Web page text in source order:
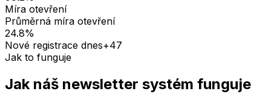
Míra otevření
Průměrná míra otevření
24.8%
Nové registrace dnes+47
Jak to funguje
Jak náš newsletter systém funguje